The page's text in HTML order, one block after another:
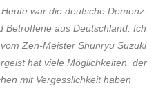
war die deutsche Demenz-
Betroffene aus Deutschland. Ich
Zen-Meister Shunryu Suzuki
hat viele Möglichkeiten, der
mit Vergesslichkeit haben